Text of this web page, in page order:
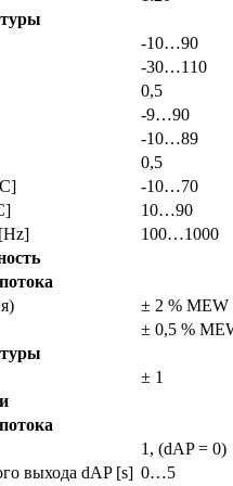
-10…90
-30…110
0,5
-9…90
-10…89
0,5
-10…70
10…90
100…1000
± 2 % MEW
± 0,5 %
± 1
1, (dAP = 0)
выхода dAP [s] 0…5